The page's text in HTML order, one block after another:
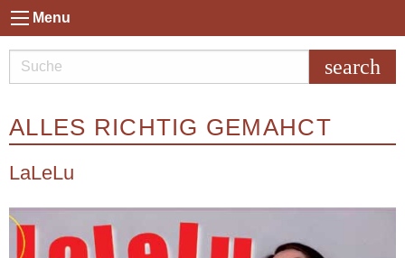
Menu
search
ALLES RICHTIG GEMAHCT
LaLeLu